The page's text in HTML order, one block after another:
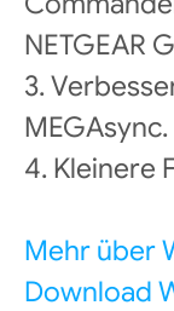
NETGEAR
3.
MEGAsync.
4. Kleinere
Mehr über
Download